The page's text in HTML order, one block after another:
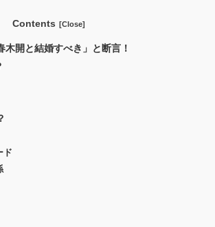
Contents
開と結婚すべき」と断言！
ド